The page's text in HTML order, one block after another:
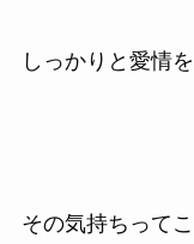
しっかりと愛情
その気持ちって